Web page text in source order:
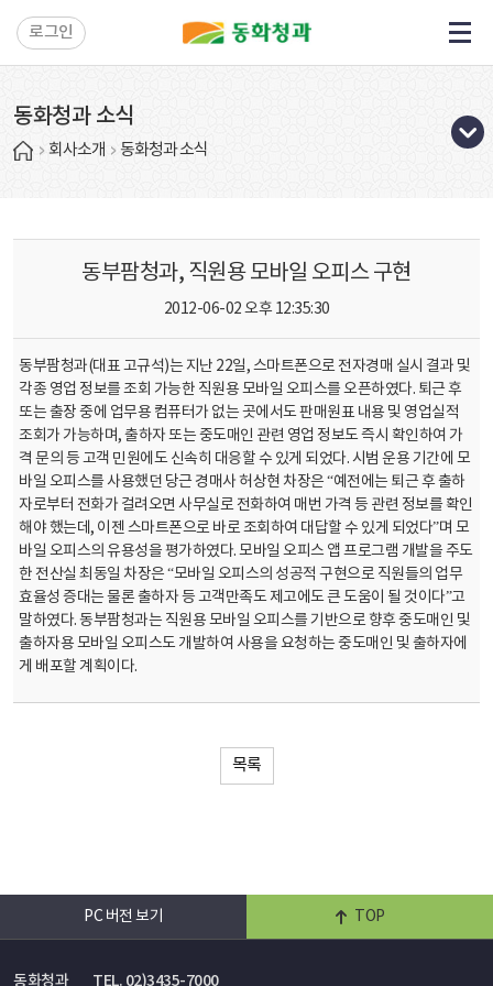
로그인
동화청과 소식
회사소개 동화청과 소식
동부팜청과, 직원용 모바일 오피스 구현
2012-06-02 오후 12:35:30
동부팜청과(대표 고규석)는 지난 22일, 스마트폰으로 전자경매 실시 결과 및
각종 영업 정보를 조회 가능한 직원용 모바일 오피스를 오픈하였다. 퇴근 후
또는 출장 중에 업무용 컴퓨터가 없는 곳에서도 판매원표 내용 및 영업실적
조회가 가능하며, 출하자 또는 중도매인 관련 영업 정보도 즉시 확인하여 가
격 문의 등 고객 민원에도 신속히 대응할 수 있게 되었다. 시범 운용 기간에 모
바일 오피스를 사용했던 당근 경매사 허상현 차장은 “예전에는 퇴근 후 출하
자로부터 전화가 걸려오면 사무실로 전화하여 매번 가격 등 관련 정보를 확인
해야 했는데, 이젠 스마트폰으로 바로 조회하여 대답할 수 있게 되었다”며 모
바일 오피스의 유용성을 평가하였다. 모바일 오피스 앱 프로그램 개발을 주도
한 전산실 최동일 차장은 “모바일 오피스의 성공적 구현으로 직원들의 업무
효율성 증대는 물론 출하자 등 고객만족도 제고에도 큰 도움이 될 것이다”고
말하였다. 동부팜청과는 직원용 모바일 오피스를 기반으로 향후 중도매인 및
출하자용 모바일 오피스도 개발하여 사용을 요청하는 중도매인 및 출하자에
게 배포할 계획이다.
목록
PC 버전 보기 TOP
동화청과 TEL. 02)3435-7000